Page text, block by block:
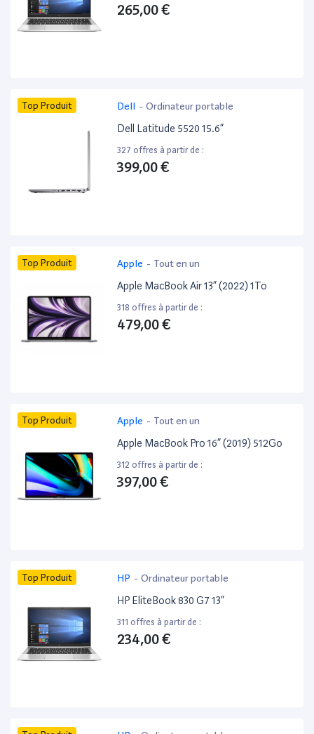
265,00 €
Top Produit Dell - Ordinateur portable
Dell Latitude 5520 15.6”
327 offres à partir de :
399,00 €
Top Produit Apple - Tout en un
Apple MacBook Air 13” (2022) 1To
318 offres à partir de :
479,00 €
Top Produit Apple - Tout en un
Apple MacBook Pro 16” (2019) 512Go
312 offres à partir de :
397,00 €
Top Produit HP - Ordinateur portable
HP EliteBook 830 G7 13”
311 offres à partir de :
234,00 €